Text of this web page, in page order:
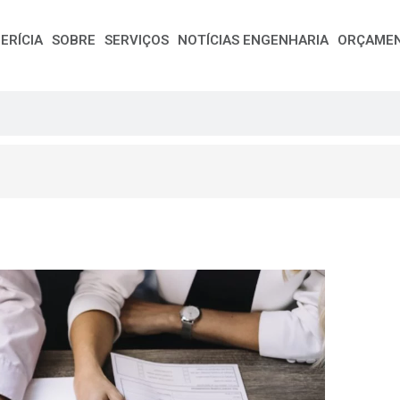
SOBRE SERVIÇOS NOTÍCIAS ENGENHARIA